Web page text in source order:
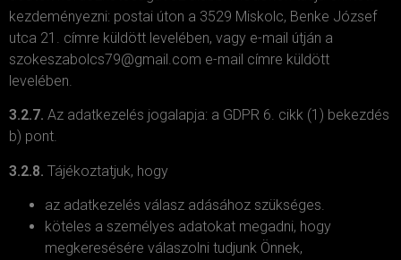
kezdeményezni: postai úton a 3529 Miskolc, Benke József
utca 21. címre küldött levelében, vagy e-mail útján a
szokeszabolcs79@gmail.com e-mail címre küldött
levelében.
3.2.7. Az adatkezelés jogalapja: a GDPR 6. cikk (1) bekezdés
b) pont.
3.2.8. Tájékoztatjuk, hogy
az adatkezelés válasz adásához szükséges.
köteles a személyes adatokat megadni, hogy
megkeresésére válaszolni tudjunk Önnek,